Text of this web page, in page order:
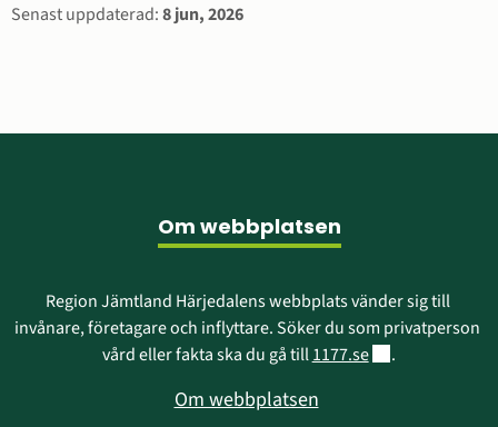
Sidinformation
Senast uppdaterad:8 jun, 2026
Om webbplatsen
Region Jämtland Härjedalens webbplats vänder sig till
invånare, företagare och inflyttare. Söker du som privatperson
vård eller fakta ska du gå till 1177.seLänk till annan
.
Om webbplatsen